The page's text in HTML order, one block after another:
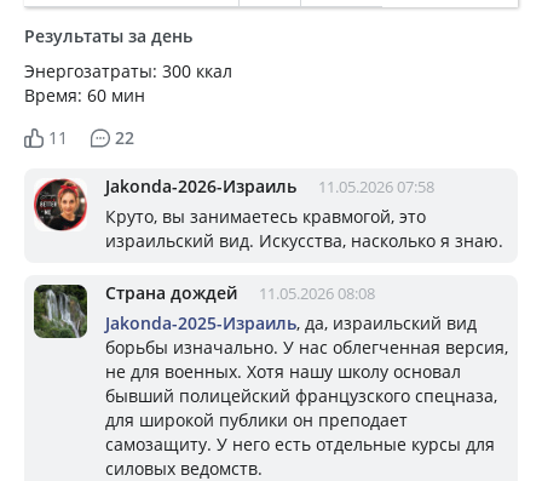
Результаты за день
Энергозатраты: 300 ккал
Время: 60 мин
11
22
Jakonda-2026-Израиль 11.05.2026 07:58
Круто, вы занимаетесь кравмогой, это
израильский вид. Искусства, насколько я знаю.
Страна дождей 11.05.2026 08:08
Jakonda-2025-Израиль, да, израильский вид
борьбы изначально. У нас облегченная версия,
не для военных. Хотя нашу школу основал
бывший полицейский французского спецназа,
для широкой публики он преподает
самозащиту. У него есть отдельные курсы для
силовых ведомств.